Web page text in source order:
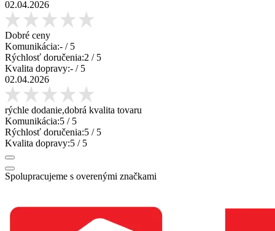
02.04.2026
Dobré ceny
Komunikácia:- / 5
Rýchlosť doručenia:2 / 5
Kvalita dopravy:- / 5
02.04.2026
rýchle dodanie,dobrá kvalita tovaru
Komunikácia:5 / 5
Rýchlosť doručenia:5 / 5
Kvalita dopravy:5 / 5
Spolupracujeme s overenými značkami